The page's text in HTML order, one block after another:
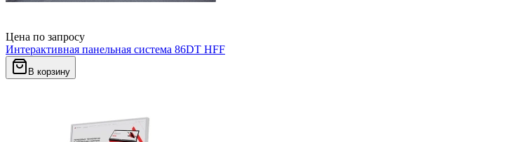
Цена по запросу
Интерактивная панельная система 86DT HFF
В корзину